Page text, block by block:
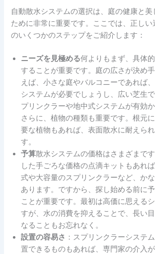
自動散水システムの選択は、庭の健康と美
ために非常に重要です。ここでは、正しい
のいくつかのステップをご紹介します：
ニーズを見極める何よりもまず、具体
することが重要です。庭の広さが決め
えば、小さな庭やバルコニーであれば
システムが必要でしょうし、広い芝生
プリンクラーや地中式システムが有効か
さらに、植物の種類も重要です。根元
要な植物もあれば、表面散水に耐えら
す。
予算散水システムの価格はさまざまで
した手ごろな価格の点滴キットもあれ
式や大容量のスプリンクラーなど、か
あります。ですから、探し始める前に
ことが重要です。最初は高価に思える
すが、水の消費を抑えることで、長い
なることもお忘れなく。
設置の容易さ ：スプリンクラーシステ
置できるものもあれば、専門家の介入